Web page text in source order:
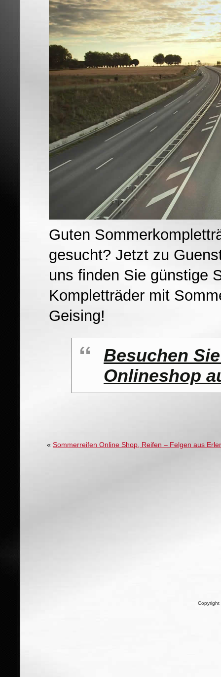
Guten
gesucht? Jetzt zu
uns finden Sie günstige
Kompletträder mit
Geising!
Besuchen
Onlineshop
« Sommerreifen Online Shop, Reifen – Felgen aus
Copyright